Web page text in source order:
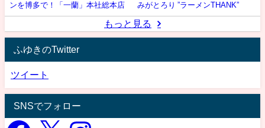
ンを博多で！「一蘭」本社総本店
みがとろり ”ラーメンTHANK”
もっと見る
ふゆきのTwitter
ツイート
SNSでフォロー